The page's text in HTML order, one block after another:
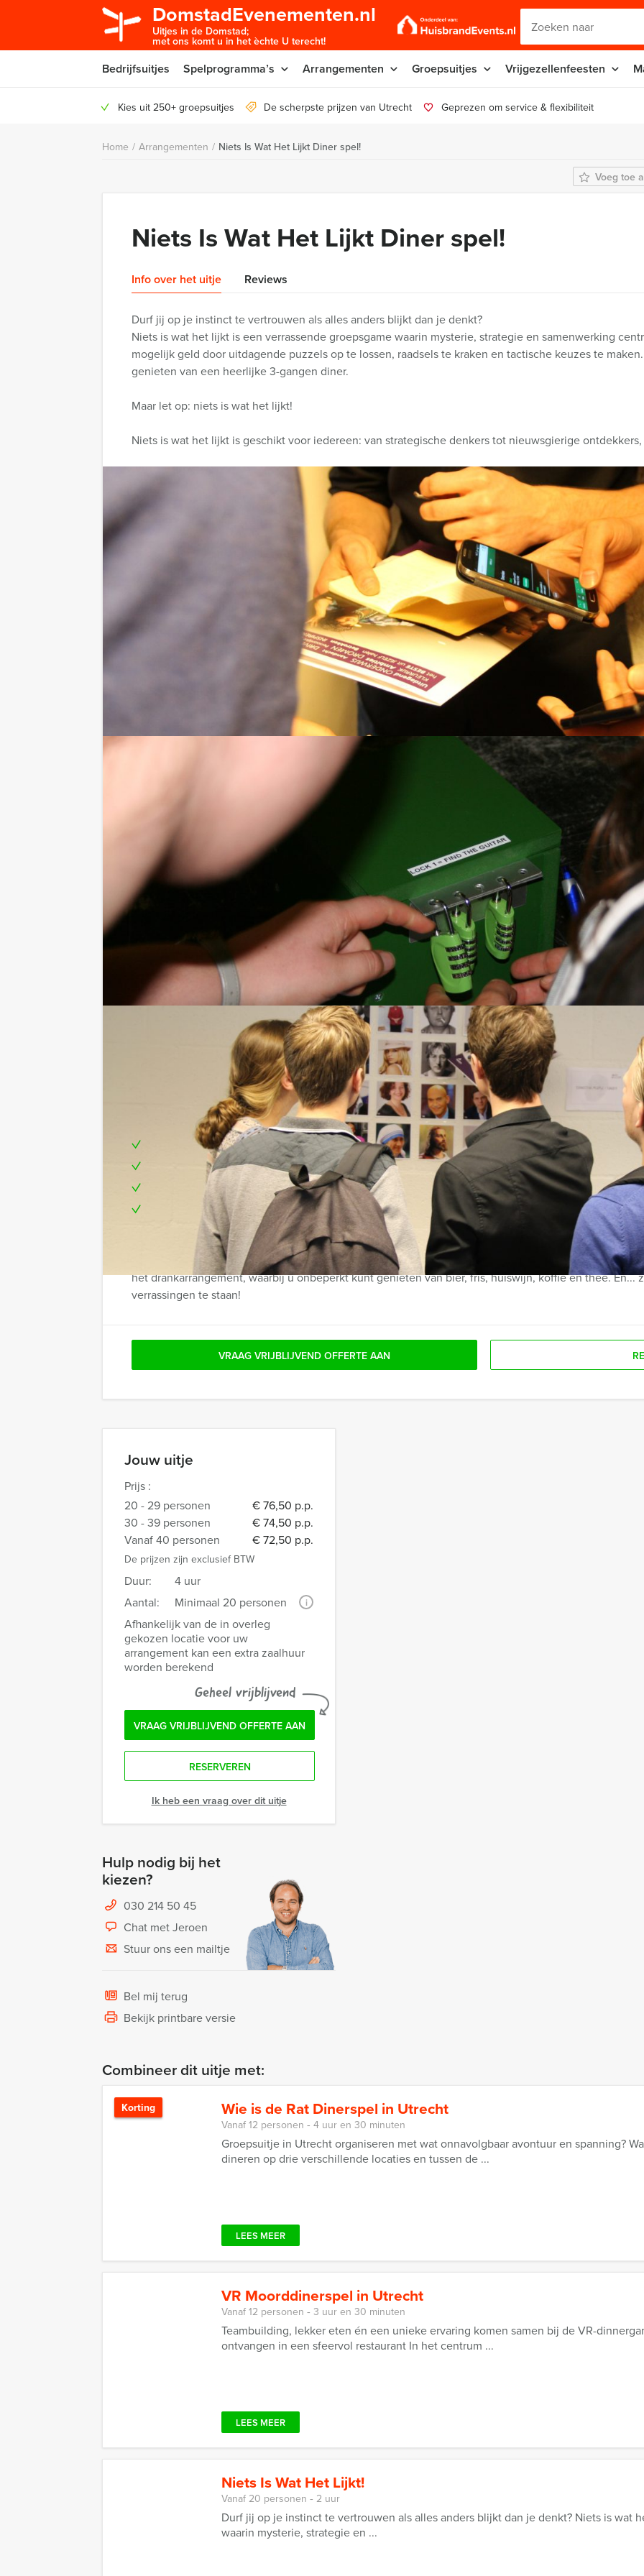
DomstadEvenementen.nl
Uitjes in de Domstad;
met ons komt u in het èchte U terecht!
Bedrijfsuitjes Spelprogramma’s Arrangementen Groepsuitjes Vrijgezellenfeesten
Kies uit 250+ groepsuitjes De scherpste prijzen van Utrecht Geprezen om service & flexibiliteit
Home / Arrangementen / Niets Is Wat Het Lijkt Diner spel!
Voeg toe
Jouw uitje
Prijs :
20 - 29 personen
€ 76,50 p.p.
30 - 39 personen
€ 74,50 p.p.
Vanaf 40 personen
€ 72,50 p.p.
De prijzen zijn exclusief BTW
Duur:
4 uur
Aantal:
Minimaal 20 personen i
Afhankelijk van de in overleg
gekozen locatie voor uw
arrangement kan een extra zaalhuur
worden berekend
Geheel vrijblijvend
VRAAG VRIJBLIJVEND OFFERTE AAN
RESERVEREN
Ik heb een vraag over dit uitje
Hulp nodig bij het
kiezen?
030 214 50 45
Chat met Jeroen
Stuur ons een mailtje
Bel mij terug
Bekijk printbare versie
Niets Is Wat Het Lijkt Diner spel!
Info over het uitje Reviews
Durf jij op je instinct te vertrouwen als alles anders blijkt dan je denkt?
Niets is wat het lijkt is een verrassende groepsgame waarin mysterie, strategie en samenwerking
mogelijk geld door uitdagende puzzels op te lossen, raadsels te kraken en tactische keuzes te
genieten van een heerlijke 3-gangen diner.
Maar let op: niets is wat het lijkt!
Niets is wat het lijkt is geschikt voor iedereen: van strategische denkers tot nieuwsgierige
Waarom Niets is wat het lijkt diner kiezen?
Het doel is helder en (lijkt) gemakkelijk: verdien zoveel mogelijk geld door het oplossen van puzzels
Elk juist antwoord brengt je team dichter bij de overwinning. Maar let op: foute antwoorden of een
Maak jij gebruik van de jokers om geen geld te verliezen? Of ga je voor de grote groene box?
Wie weet maken ze het verschil tussen winst en verlies…
Dit alles in combinatie met een heerlijke 3-gangen diner!
Ideaal voor een origineel bedrijfsuitje of unieke teambuildingactiviteit. Teams versterken
en onderlinge verbinding. Onze professionele begeleiders, doordachte puzzels, gebruiksvriendelijke
zorgen voor een vlekkeloze ervaring.
Niets is wat het lijkt is geschikt voor iedereen: van strategische denkers tot nieuwsgierige
Stap binnen in een wereld waarin niets is wat het lijkt en beleef een avontuur vol spanning, plezier
Enthousiaste Begeleiding!
3-gangen diner in een privéruimte van een restaurant
Een mooie prijs voor het winnende team
Te boeken op de door u gewenste dag of tijdstip
Niet telkens uw knip hoeven trekken om uw drankje af te rekenen? Voor € 13,50 per persoon per uur
het drankarrangement, waarbij u onbeperkt kunt genieten van bier, fris, huiswijn, koffie en thee. En...
verrassingen te staan!
VRAAG VRIJBLIJVEND OFFERTE AAN
Combineer dit uitje met:
Wie is de Rat Dinerspel in Utrecht
Korting
Vanaf 12 personen ‐ 4 uur en 30 minuten
Groepsuitje in Utrecht organiseren met wat onnavolgbaar avontuur en spanning?
dineren op drie verschillende locaties en tussen de ...
LEES MEER
VR Moorddinerspel in Utrecht
Vanaf 12 personen ‐ 3 uur en 30 minuten
Teambuilding, lekker eten én een unieke ervaring komen samen bij de VR-
ontvangen in een sfeervol restaurant In het centrum ...
LEES MEER
Niets Is Wat Het Lijkt!
Vanaf 20 personen ‐ 2 uur
Durf jij op je instinct te vertrouwen als alles anders blijkt dan je denkt? Niets is wat
waarin mysterie, strategie en ...